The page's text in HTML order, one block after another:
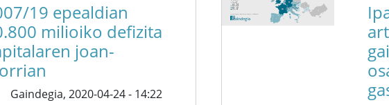
19 epealdian
milioiko defizita
joan-
Gaindegia, 2020-04-24 - 14:22